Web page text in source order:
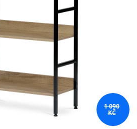
1 090
KČ